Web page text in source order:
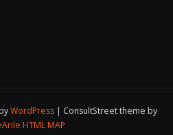
WordPress
ConsultStreet theme by
HTML MAP